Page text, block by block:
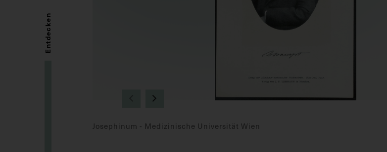
Josephinum - Medizinische Universität Wien
Entdecken